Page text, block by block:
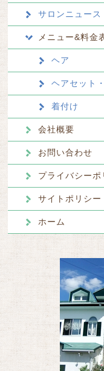
サロンニュース
メニュー&料金
ヘア
ヘアセット
着付け
会社概要
お問い合わせ
プライバシーポ
サイトポリシー
ホーム